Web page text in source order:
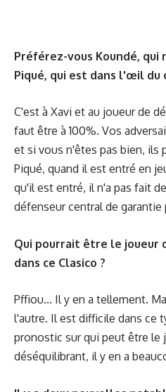
Préférez-vous Koundé, qui
Piqué, qui est dans l'œil du
C'est à Xavi et au joueur de
faut être à 100%. Vos
et si vous n'êtes pas bien, ils
Piqué, quand il est entré en
qu'il est entré, il n'a pas fait
défenseur central de garantie
Qui pourrait être le joueur
dans ce Clasico ?
Pffiou... Il y en a tellement.
l'autre. Il est difficile dans ce
pronostic sur qui peut être le
déséquilibrant, il y en a